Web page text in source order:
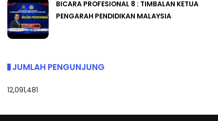
BICARA PROFESIONAL 8 : TIMBALAN KETUA
PENGARAH PENDIDIKAN MALAYSIA
JUMLAH PENGUNJUNG
12,091,481